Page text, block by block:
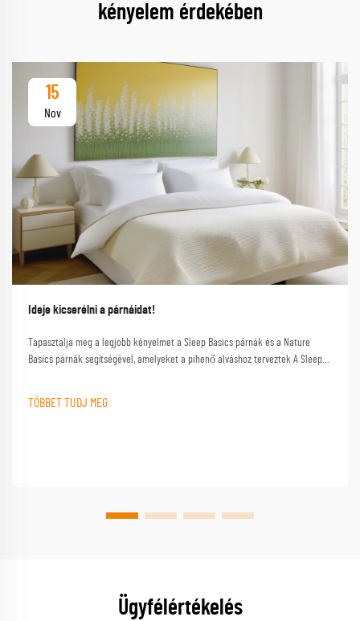
kényelem érdekében
15
Nov
Ideje kicserélni a párnáidat!
Tapasztalja meg a legjobb kényelmet a Sleep Basics párnák és a Nature
Basics párnák segítségével, amelyeket a pihenő alváshoz terveztek A Sleep
támogatást nyújtanak minden alvónak.
TÖBBET TUDJ MEG
Ügyfélértékelés